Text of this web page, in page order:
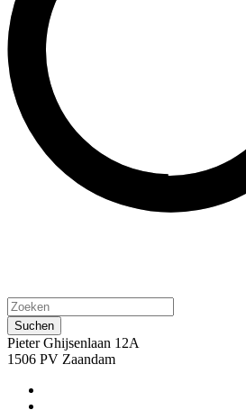
Pieter Ghijsenlaan 12A
1506 PV Zaandam